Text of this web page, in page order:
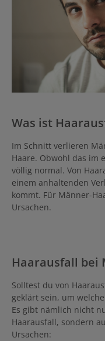
Was ist
Im Schnitt verlieren
Haare. Obwohl das im
völlig normal. Von
einem anhaltenden
kommt. Für Männer-
Ursachen.
Haarausfall bei
Solltest du von
geklärt sein, um
Es gibt nämlich nicht
Haarausfall, sondern
Ursachen: